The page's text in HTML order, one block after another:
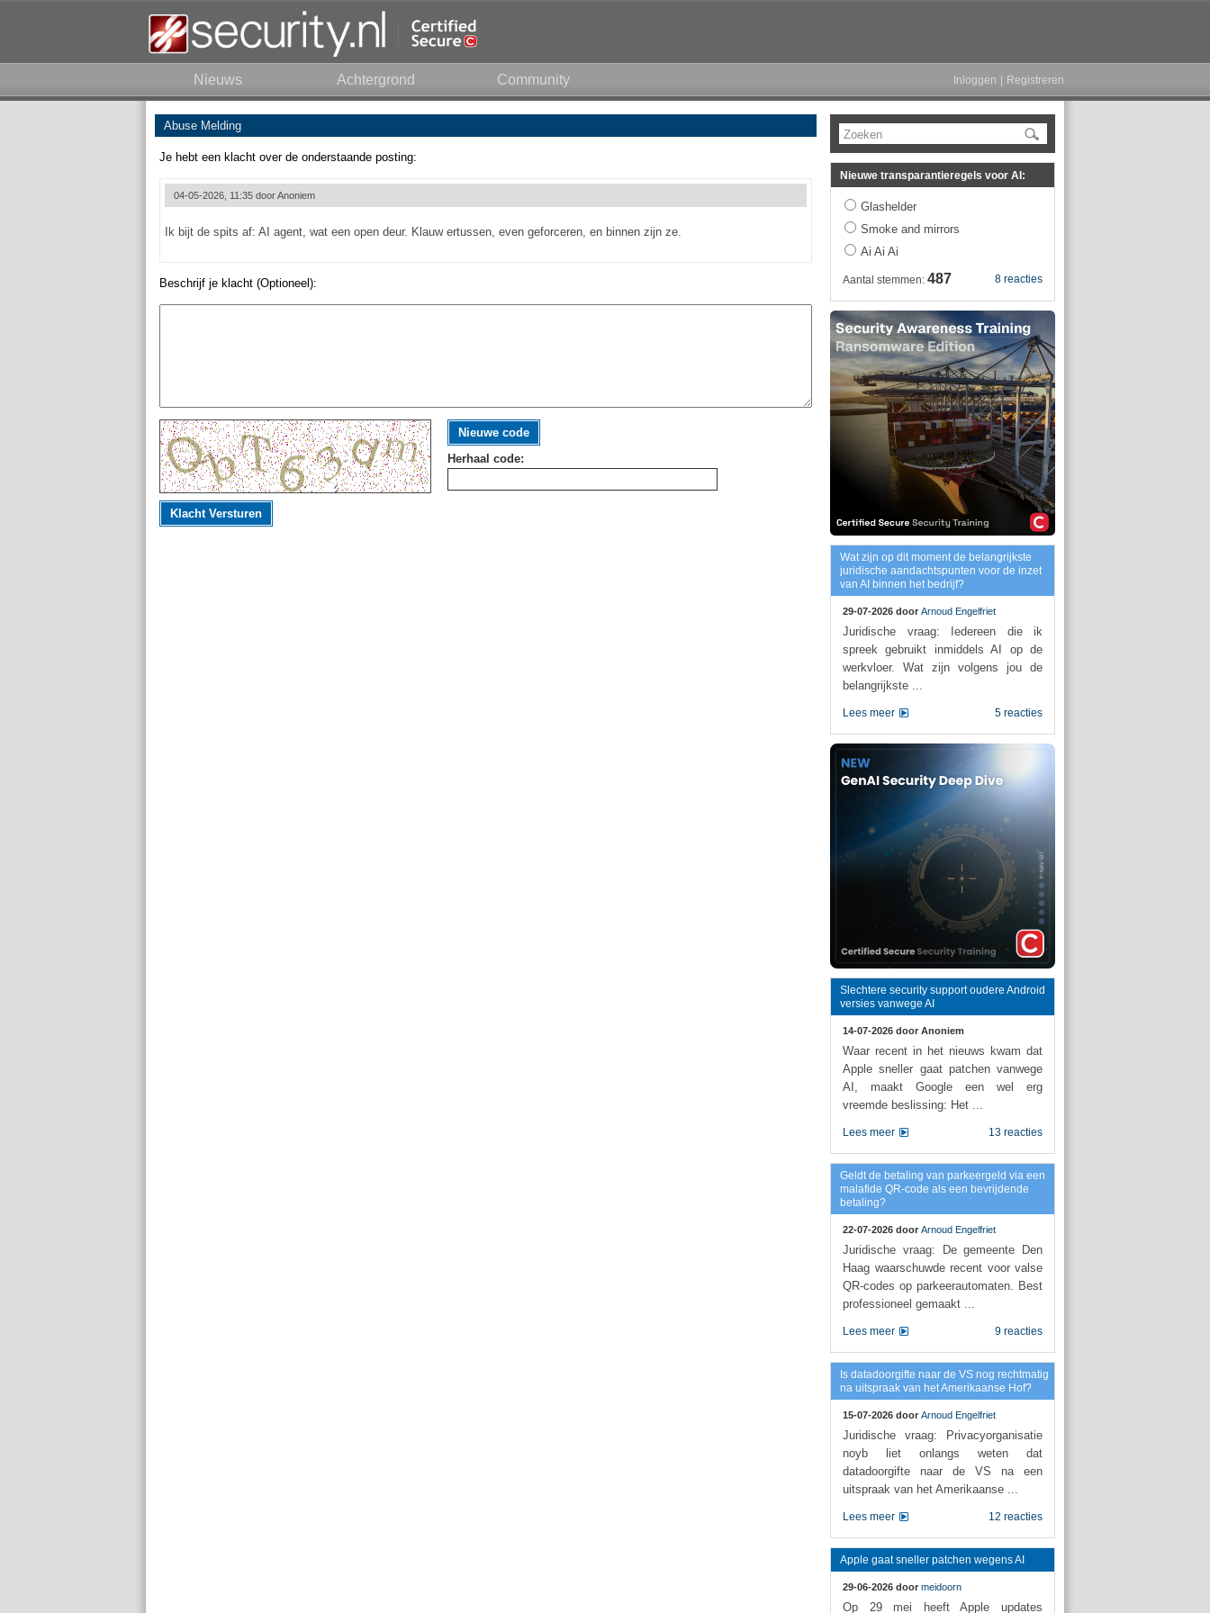
Nieuws Achtergrond Community Inloggen Registreren
Abuse Melding
Je hebt een klacht over de onderstaande posting:
04-05-2026, 11:35 doorAnoniem
Ik bijt de spits af: AI agent, wat een open deur. Klauw ertussen, even geforceren, en binnen zijn ze.
Beschrijf je klacht (Optioneel):
Nieuwe code
Herhaal code:
Klacht Versturen
Zoeken
Nieuwe transparantieregels voor AI:
Glashelder
Smoke and mirrors
Ai Ai Ai
8 reacties
Aantal stemmen: 487
Wat zijn op dit moment de belangrijkste
juridische aandachtspunten voor de inzet
van AI binnen het bedrijf?
29-07-2026 door Arnoud Engelfriet
Juridische vraag: Iedereen die ik
spreek gebruikt inmiddels AI op de
werkvloer. Wat zijn volgens jou de
belangrijkste ...
5 reacties
Lees meer
Slechtere security support oudere Android
versies vanwege AI
14-07-2026 door Anoniem
Waar recent in het nieuws kwam dat
Apple sneller gaat patchen vanwege
AI, maakt Google een wel erg
vreemde beslissing: Het ...
13 reacties
Lees meer
Geldt de betaling van parkeergeld via een
malafide QR-code als een bevrijdende
betaling?
22-07-2026 door Arnoud Engelfriet
Juridische vraag: De gemeente Den
Haag waarschuwde recent voor valse
QR-codes op parkeerautomaten. Best
professioneel gemaakt ...
9 reacties
Lees meer
Is datadoorgifte naar de VS nog rechtmatig
na uitspraak van het Amerikaanse Hof?
15-07-2026 door Arnoud Engelfriet
Juridische vraag: Privacyorganisatie
noyb liet onlangs weten dat
datadoorgifte naar de VS na een
uitspraak van het Amerikaanse ...
12 reacties
Lees meer
Apple gaat sneller patchen wegens AI
29-06-2026 door meidoorn
Op 29 mei heeft Apple updates